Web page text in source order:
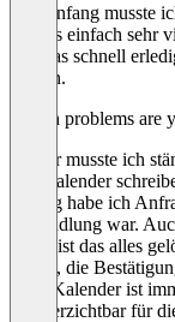
Am Anfang musste
weil es einfach sehr
war das schnell
missen.
Which problems
Vorher musste ich
den Kalender
Häufig habe ich
Behandlung war.
cituro ist das alles
online, die
mein Kalender ist
“Unverzichtbar für